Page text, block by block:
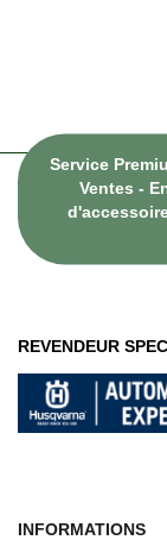
Service
Ventes -
REVENDEUR
INFORMATIONS